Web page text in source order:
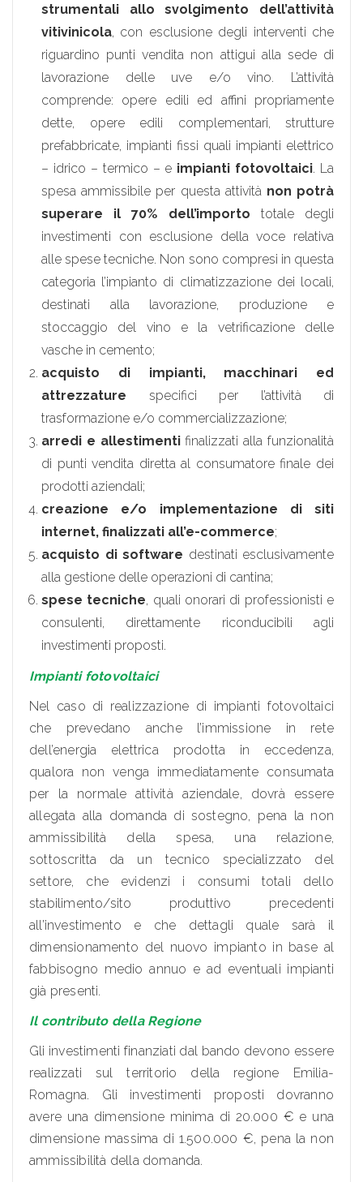
strumentali allo svolgimento dell’attività
vitivinicola, con esclusione degli interventi che
riguardino punti vendita non attigui alla sede di
lavorazione delle uve e/o vino. L’attività
comprende: opere edili ed affini propriamente
dette, opere edili complementari, strutture
prefabbricate, impianti fissi quali impianti elettrico
– idrico – termico – e impianti fotovoltaici. La
spesa ammissibile per questa attività non potrà
superare il 70% dell’importo totale degli
investimenti con esclusione della voce relativa
alle spese tecniche. Non sono compresi in questa
categoria l’impianto di climatizzazione dei locali,
destinati alla lavorazione, produzione e
stoccaggio del vino e la vetrificazione delle
vasche in cemento;
acquisto di impianti, macchinari ed
attrezzature specifici per l’attività di
trasformazione e/o commercializzazione;
arredi e allestimentifinalizzati alla funzionalità
di punti vendita diretta al consumatore finale dei
prodotti aziendali;
creazione e/o implementazione di siti
internet, finalizzati all’e-commerce;
acquisto di software destinati esclusivamente
alla gestione delle operazioni di cantina;
spese tecniche, quali onorari di professionisti e
consulenti, direttamente riconducibili agli
investimenti proposti.
Impianti fotovoltaici
Nel caso di realizzazione di impianti fotovoltaici
che prevedano anche l’immissione in rete
dell’energia elettrica prodotta in eccedenza,
qualora non venga immediatamente consumata
per la normale attività aziendale, dovrà essere
allegata alla domanda di sostegno, pena la non
ammissibilità della spesa, una relazione,
sottoscritta da un tecnico specializzato del
settore, che evidenzi i consumi totali dello
stabilimento/sito produttivo precedenti
all’investimento e che dettagli quale sarà il
dimensionamento del nuovo impianto in base al
fabbisogno medio annuo e ad eventuali impianti
già presenti.
Il contributo della Regione
Gli investimenti finanziati dal bando devono essere
realizzati sul territorio della regione Emilia-
Romagna. Gli investimenti proposti dovranno
avere una dimensione minima di 20.000 € e una
dimensione massima di 1.500.000 €, pena la non
ammissibilità della domanda.